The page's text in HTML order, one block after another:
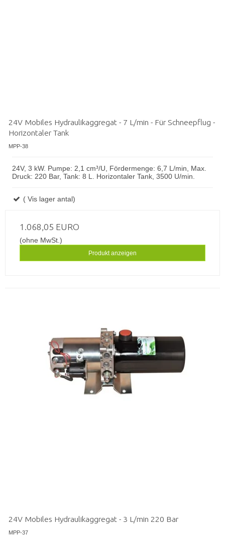
24V Mobiles Hydraulikaggregat - 7 L/min - Für Schneepflug -
Horizontaler Tank
MPP-38
24V, 3 kW. Pumpe: 2,1 cm³/U, Fördermenge: 6,7 L/min, Max.
Druck: 220 Bar, Tank: 8 L. Horizontaler Tank, 3500 U/min.
( Vis lager antal)
1.068,05 EURO
(ohne MwSt.)
Produkt anzeigen
24V Mobiles Hydraulikaggregat - 3 L/min 220 Bar
MPP-37